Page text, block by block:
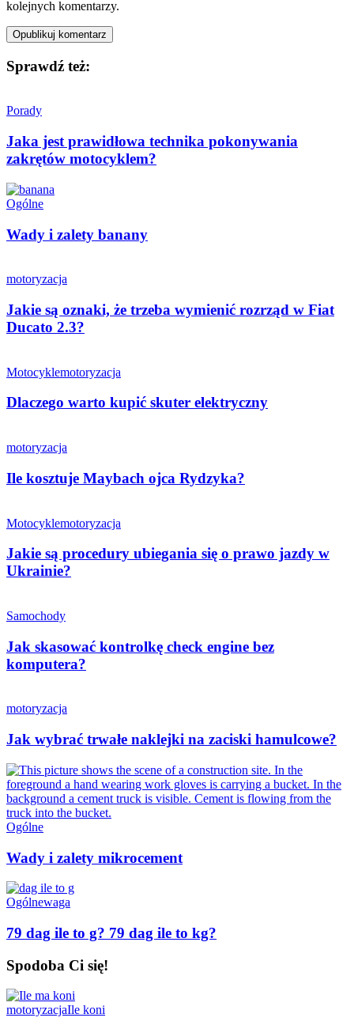
kolejnych komentarzy.
Sprawdź też:
Porady
Jaka jest prawidłowa technika pokonywania
zakrętów motocyklem?
Ogólne
Wady i zalety banany
motoryzacja
Jakie są oznaki, że trzeba wymienić rozrząd w Fiat
Ducato 2.3?
Motocyklemotoryzacja
Dlaczego warto kupić skuter elektryczny
motoryzacja
Ile kosztuje Maybach ojca Rydzyka?
Motocyklemotoryzacja
Jakie są procedury ubiegania się o prawo jazdy w
Ukrainie?
Samochody
Jak skasować kontrolkę check engine bez
komputera?
motoryzacja
Jak wybrać trwałe naklejki na zaciski hamulcowe?
Ogólne
Wady i zalety mikrocement
Ogólnewaga
79 dag ile to g? 79 dag ile to kg?
Spodoba Ci się!
motoryzacjaIle koni